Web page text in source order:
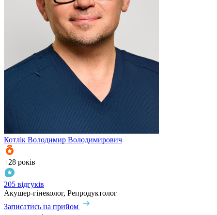
Котлік Володимир Володимирович
+28 років
205 відгуків
Акушер-гінеколог, Репродуктолог
Записатись на прийом